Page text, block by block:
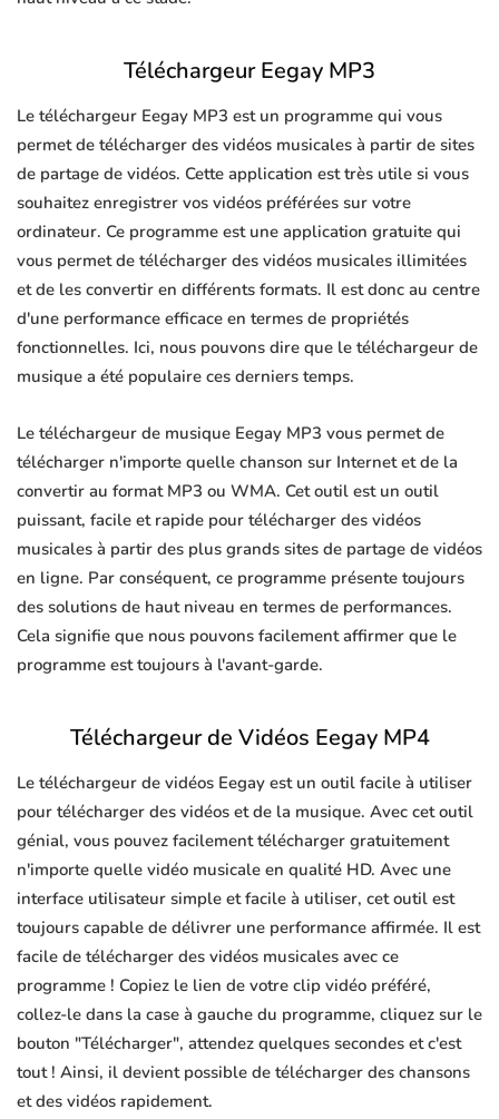
Téléchargeur Eegay MP3
Le téléchargeur Eegay MP3 est un programme qui vous
permet de télécharger des vidéos musicales à partir de sites
de partage de vidéos. Cette application est très utile si vous
souhaitez enregistrer vos vidéos préférées sur votre
ordinateur. Ce programme est une application gratuite qui
vous permet de télécharger des vidéos musicales illimitées
et de les convertir en différents formats. Il est donc au centre
d'une performance efficace en termes de propriétés
fonctionnelles. Ici, nous pouvons dire que le téléchargeur de
musique a été populaire ces derniers temps.
Le téléchargeur de musique Eegay MP3 vous permet de
télécharger n'importe quelle chanson sur Internet et de la
convertir au format MP3 ou WMA. Cet outil est un outil
puissant, facile et rapide pour télécharger des vidéos
musicales à partir des plus grands sites de partage de vidéos
en ligne. Par conséquent, ce programme présente toujours
des solutions de haut niveau en termes de performances.
Cela signifie que nous pouvons facilement affirmer que le
programme est toujours à l'avant-garde.
Téléchargeur de Vidéos Eegay MP4
Le téléchargeur de vidéos Eegay est un outil facile à utiliser
pour télécharger des vidéos et de la musique. Avec cet outil
génial, vous pouvez facilement télécharger gratuitement
n'importe quelle vidéo musicale en qualité HD. Avec une
interface utilisateur simple et facile à utiliser, cet outil est
toujours capable de délivrer une performance affirmée. Il est
facile de télécharger des vidéos musicales avec ce
programme ! Copiez le lien de votre clip vidéo préféré,
collez-le dans la case à gauche du programme, cliquez sur le
bouton "Télécharger", attendez quelques secondes et c'est
tout ! Ainsi, il devient possible de télécharger des chansons
et des vidéos rapidement.